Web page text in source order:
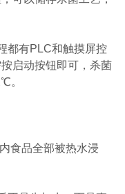
有PLC和触摸屏控
启动按钮即可，杀菌
。
食品全部被热水浸